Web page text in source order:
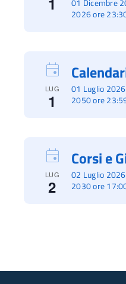
01 Dicembre
2026 ore
LUG
1
01 Luglio
2050 ore
LUG
2
02 Luglio
2030 ore
Corsi e